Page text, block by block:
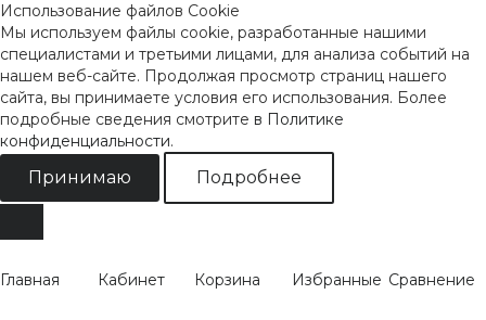
Использование файлов Cookie
Мы используем файлы cookie, разработанные нашими
специалистами и третьими лицами, для анализа событий на
нашем веб-сайте. Продолжая просмотр страниц нашего
сайта, вы принимаете условия его использования. Более
подробные сведения смотрите в Политике
конфиденциальности.
Принимаю Подробнее
Главная Кабинет Корзина Избранные Сравнение